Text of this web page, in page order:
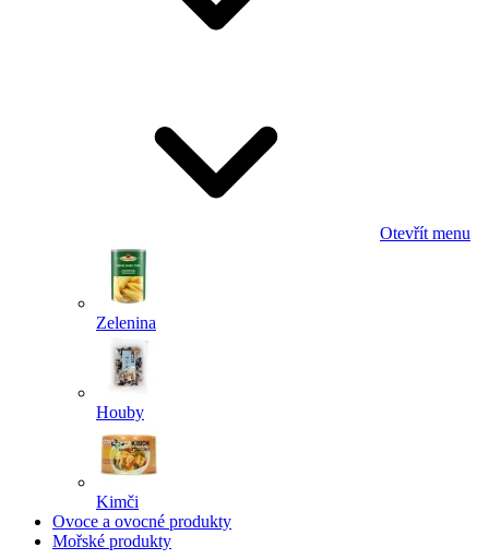
Otevřít menu
Zelenina
Houby
Kimči
Ovoce a ovocné produkty
Mořské produkty